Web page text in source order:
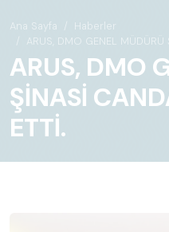
Ana Sayfa
Haberler
ARUS, DMO GENEL MÜDÜRÜ
ARUS, DMO
ŞİNASİ
ETTİ.